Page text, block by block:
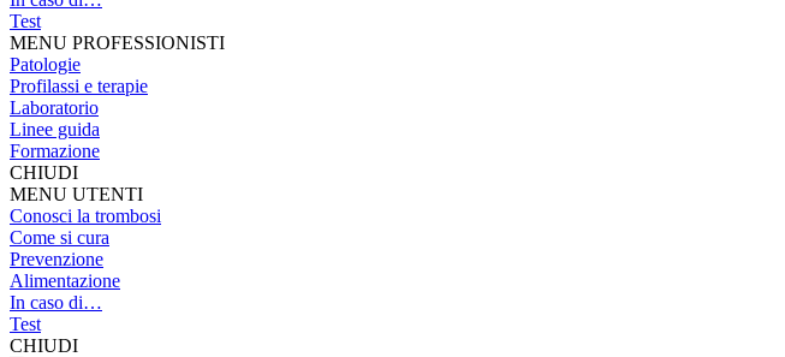
Test
MENU PROFESSIONISTI
Patologie
Profilassi e terapie
Laboratorio
Linee guida
Formazione
CHIUDI
MENU UTENTI
Conosci la trombosi
Come si cura
Prevenzione
Alimentazione
In caso di…
Test
CHIUDI